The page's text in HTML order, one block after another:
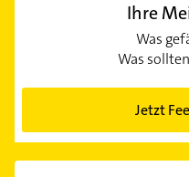
Ihre
Was
Was
Jetzt